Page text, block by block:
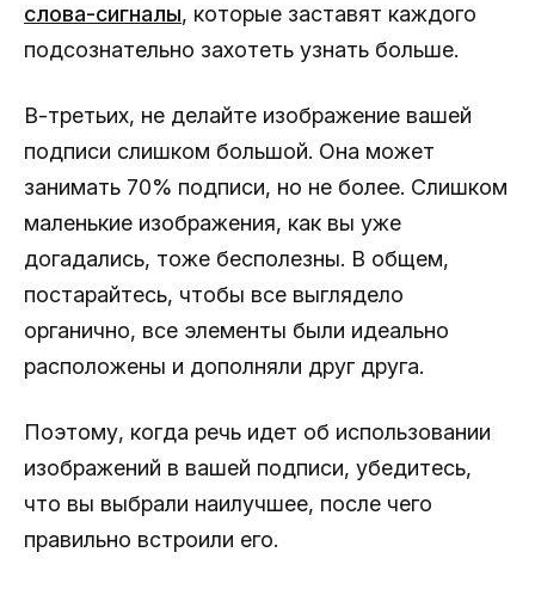
слова-сигналы, которые заставят каждого
подсознательно захотеть узнать больше.
В-третьих, не делайте изображение вашей
подписи слишком большой. Она может
занимать 70% подписи, но не более. Слишком
маленькие изображения, как вы уже
догадались, тоже бесполезны. В общем,
постарайтесь, чтобы все выглядело
органично, все элементы были идеально
расположены и дополняли друг друга.
Поэтому, когда речь идет об использовании
изображений в вашей подписи, убедитесь,
что вы выбрали наилучшее, после чего
правильно встроили его.